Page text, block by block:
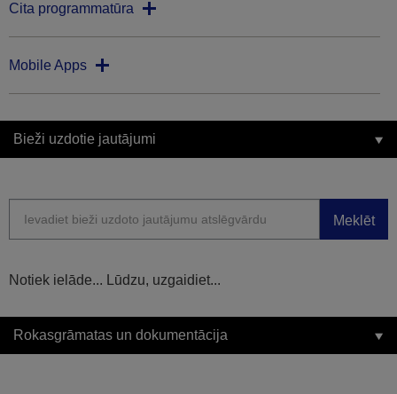
Cita programmatūra
Mobile Apps
Bieži uzdotie jautājumi
Meklēt
Notiek ielāde... Lūdzu, uzgaidiet...
Rokasgrāmatas un dokumentācija